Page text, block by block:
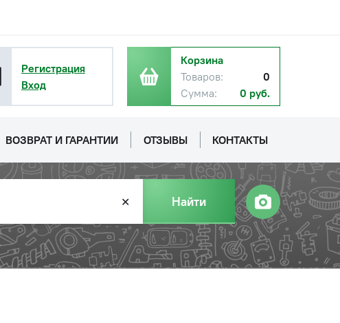
Регистрация
Вход
Корзина
Товаров:
0
Сумма:
0 руб.
ВОЗВРАТ И ГАРАНТИИ ОТЗЫВЫ КОНТАКТЫ
✕ Найти